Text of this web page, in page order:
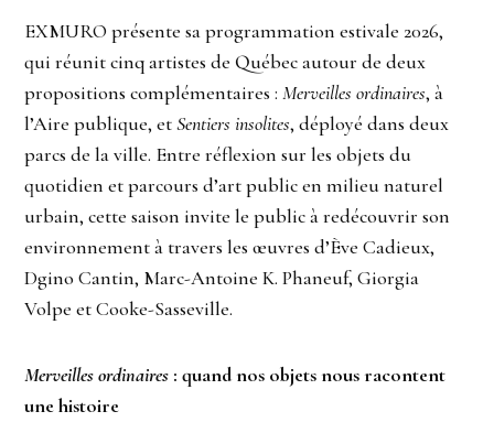
EXMURO présente sa programmation estivale 2026,
qui réunit cinq artistes de Québec autour de deux
propositions complémentaires :Merveilles ordinaires, à
l’Aire publique, etSentiers insolites, déployé dans deux
parcs de la ville. Entre réflexion sur les objets du
quotidien et parcours d’art public en milieu naturel
urbain, cette saison invite le public à redécouvrir son
environnement à travers les œuvres d’Ève Cadieux,
Dgino Cantin, Marc-Antoine K. Phaneuf, Giorgia
Volpe et Cooke-Sasseville.
Merveilles ordinaires : quand nos objets nous racontent
une histoire